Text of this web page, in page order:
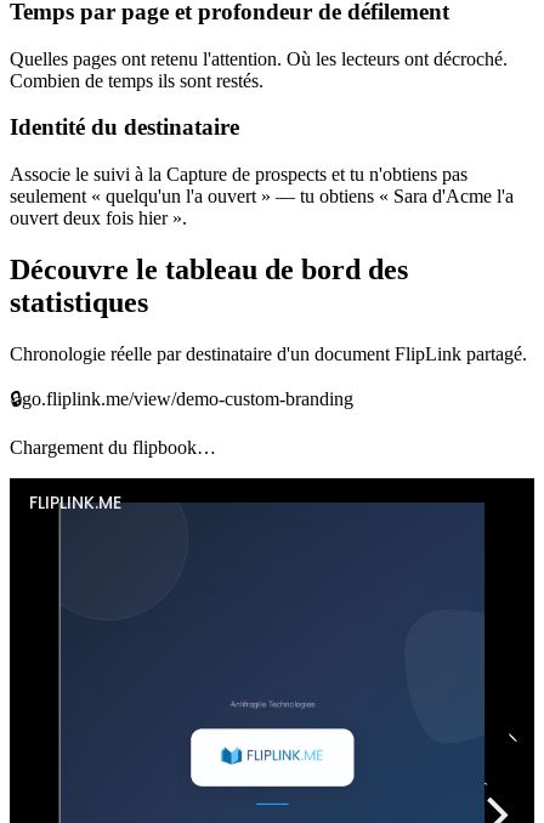
Temps par page et profondeur de défilement
Quelles pages ont retenu l'attention. Où les lecteurs ont décroché.
Combien de temps ils sont restés.
Identité du destinataire
Associe le suivi à la Capture de prospects et tu n'obtiens pas
seulement « quelqu'un l'a ouvert » — tu obtiens « Sara d'Acme l'a
ouvert deux fois hier ».
Découvre le tableau de bord des
statistiques
Chronologie réelle par destinataire d'un document FlipLink partagé.
🔒go.fliplink.me/view/demo-custom-branding
Chargement du flipbook…